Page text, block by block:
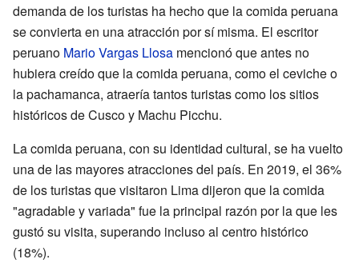
demanda de los turistas ha hecho que la comida peruana
se convierta en una atracción por sí misma. El escritor
peruano Mario Vargas Llosa mencionó que antes no
hubiera creído que la comida peruana, como el ceviche o
la pachamanca, atraería tantos turistas como los sitios
históricos de Cusco y Machu Picchu.
La comida peruana, con su identidad cultural, se ha vuelto
una de las mayores atracciones del país. En 2019, el 36%
de los turistas que visitaron Lima dijeron que la comida
"agradable y variada" fue la principal razón por la que les
gustó su visita, superando incluso al centro histórico
(18%).